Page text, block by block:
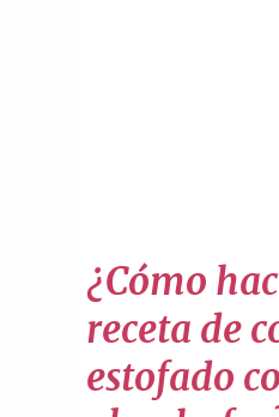
¿Cómo
receta de
estofado